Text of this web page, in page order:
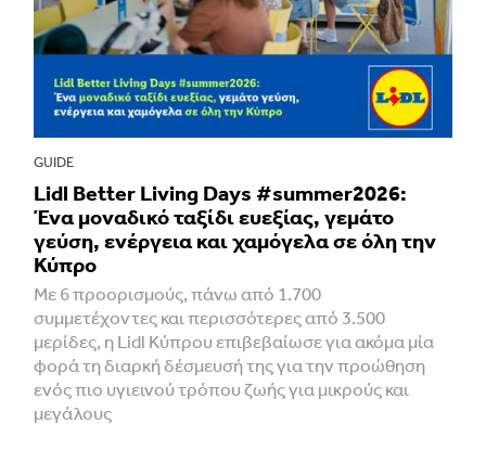
GUIDE
Lidl Better Living Days #summer2026:
Ένα μοναδικό ταξίδι ευεξίας, γεμάτο
γεύση, ενέργεια και χαμόγελα σε όλη την
Κύπρο
Με 6 προορισμούς, πάνω από 1.700
συμμετέχοντες και περισσότερες από 3.500
μερίδες, η Lidl Κύπρου επιβεβαίωσε για ακόμα μία
φορά τη διαρκή δέσμευσή της για την προώθηση
ενός πιο υγιεινού τρόπου ζωής για μικρούς και
μεγάλους